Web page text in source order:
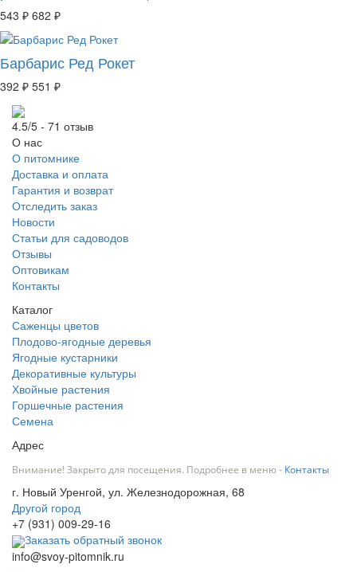
543 ₽ 682 ₽
Барбарис Ред Рокет
392 ₽ 551 ₽
4.5/5 - 71 отзыв
О нас
О питомнике
Доставка и оплата
Гарантия и возврат
Отследить заказ
Новости
Статьи для садоводов
Отзывы
Оптовикам
Контакты
Каталог
Саженцы цветов
Плодово-ягодные деревья
Ягодные кустарники
Декоративные культуры
Хвойные растения
Горшечные растения
Семена
Адрес
Внимание! Закрыто для посещения. Подробнее в меню - Контакты
г. Новый Уренгой, ул. Железнодорожная, 68
Другой город
+7 (931) 009-29-16
Заказать обратный звонок
info@svoy-pitomnik.ru